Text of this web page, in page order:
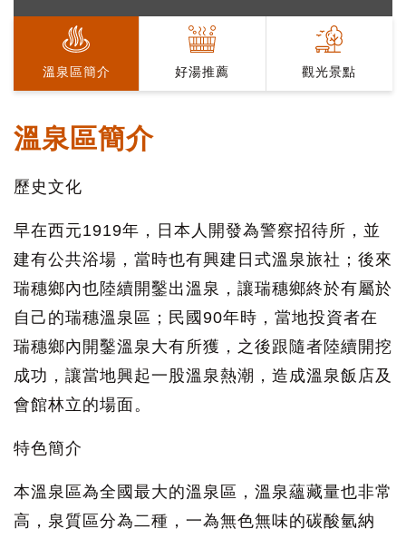
溫泉區簡介 好湯推薦 觀光景點
溫泉區簡介
歷史文化
早在西元1919年，日本人開發為警察招待所，並
建有公共浴場，當時也有興建日式溫泉旅社；後來
瑞穗鄉內也陸續開鑿出溫泉，讓瑞穗鄉終於有屬於
自己的瑞穗溫泉區；民國90年時，當地投資者在
瑞穗鄉內開鑿溫泉大有所獲，之後跟隨者陸續開挖
成功，讓當地興起一股溫泉熱潮，造成溫泉飯店及
會館林立的場面。
特色簡介
本溫泉區為全國最大的溫泉區，溫泉蘊藏量也非常
高，泉質區分為二種，一為無色無味的碳酸氫納